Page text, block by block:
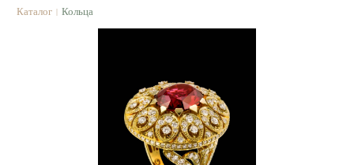
Каталог | Кольца